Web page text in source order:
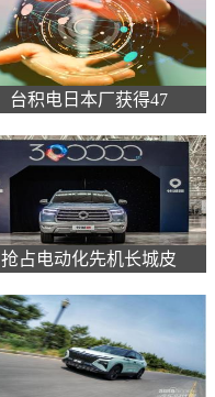
台积电日本厂获得47
抢占电动化先机长城皮